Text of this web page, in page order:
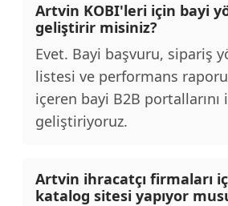
Artvin KOBI'leri için bayi
geliştirir misiniz?
Evet. Bayi başvuru, sipariş
listesi ve performans
içeren bayi B2B
geliştiriyoruz.
Artvin ihracatçı firmaları
katalog sitesi yapıyor